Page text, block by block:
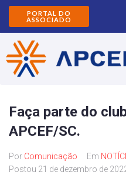
PORTAL DO
ASSOCIADO
Faça parte do
APCEF/SC.
Por Comunicação Em
Postou 21 de dezembro de